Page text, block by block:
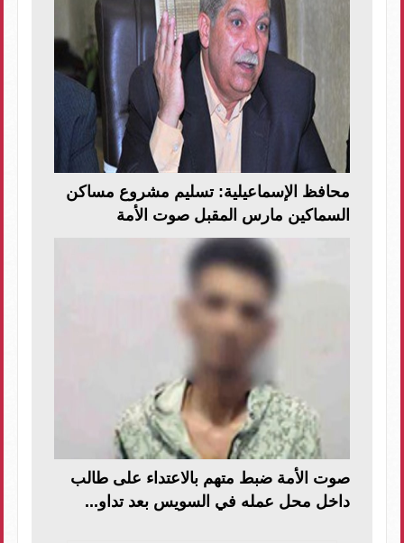
محافظ الإسماعيلية: تسليم مشروع مساكن
السماكين مارس المقبل صوت الأمة
صوت الأمة ضبط متهم بالاعتداء على طالب
داخل محل عمله في السويس بعد تداو...